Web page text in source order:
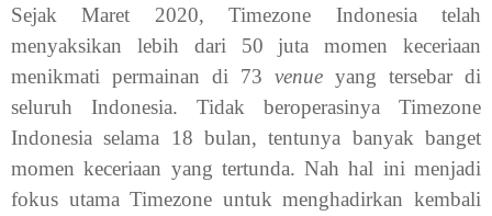
Sejak Maret 2020, Timezone Indonesia telah
menyaksikan lebih dari 50 juta momen keceriaan
menikmati permainan di 73 venue yang tersebar di
seluruh Indonesia. Tidak beroperasinya Timezone
Indonesia selama 18 bulan, tentunya banyak banget
momen keceriaan yang tertunda. Nah hal ini menjadi
fokus utama Timezone untuk menghadirkan kembali